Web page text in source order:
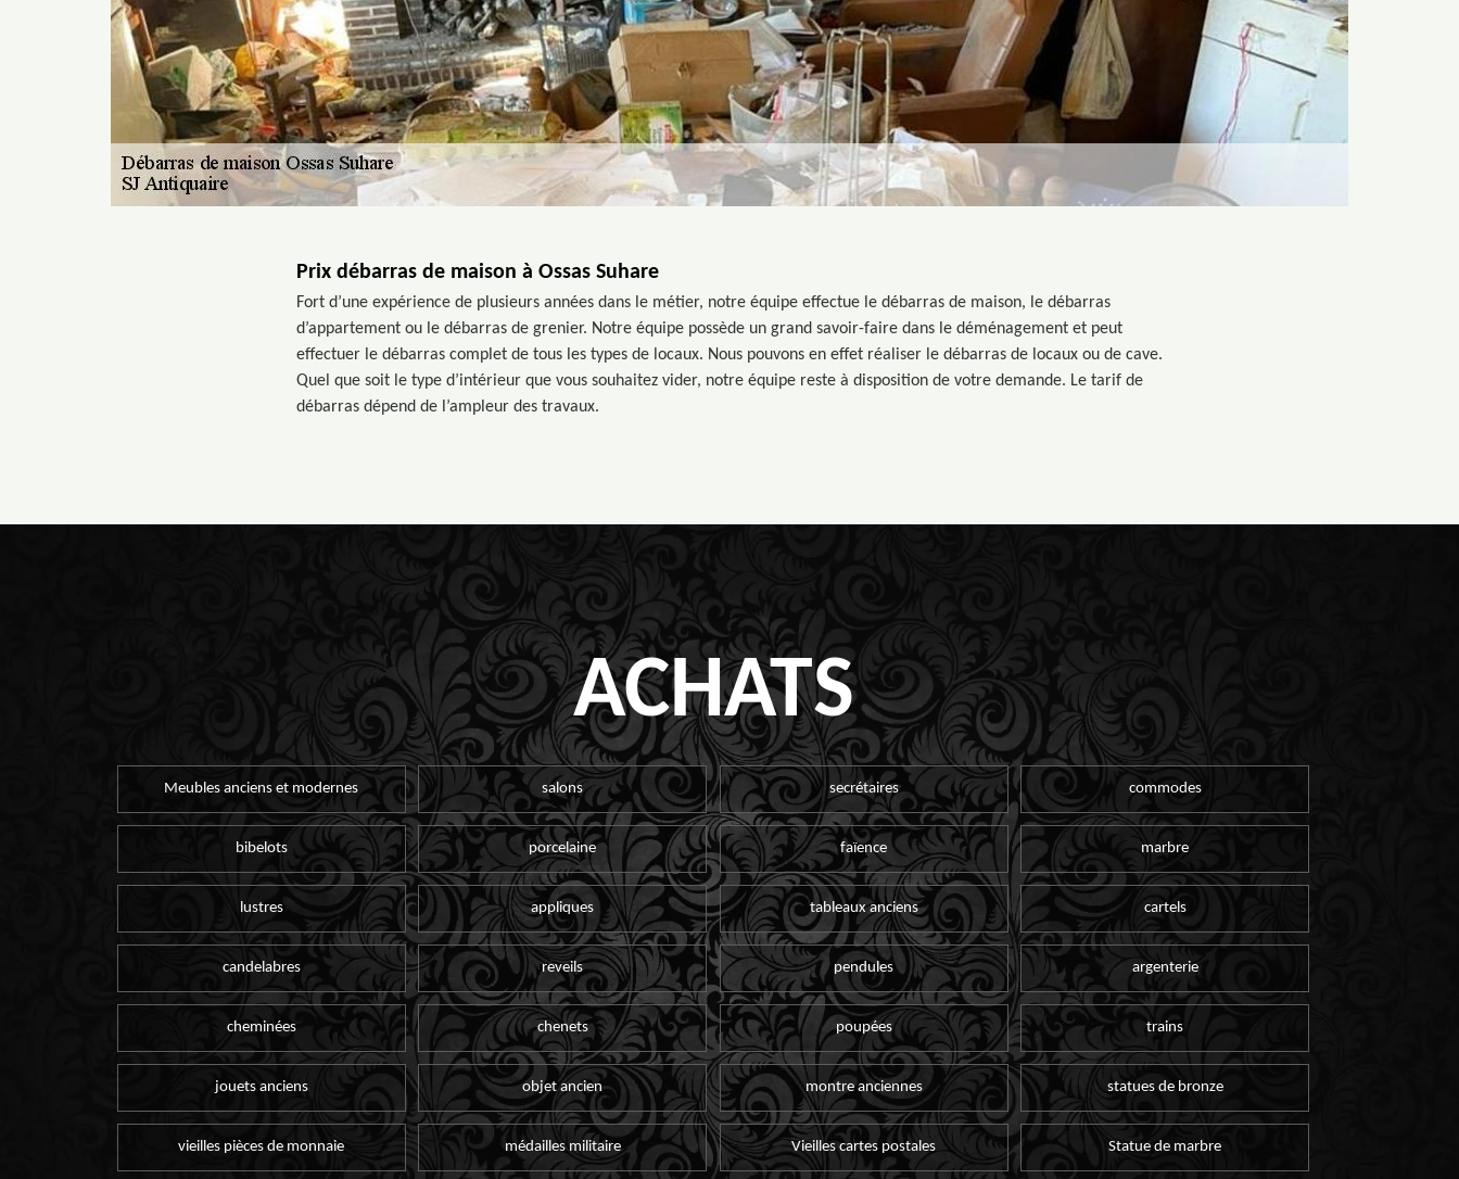
Prix débarras de maison à Ossas Suhare
Fort d’une expérience de plusieurs années dans le métier, notre équipe effectue le débarras de maison, le débarras
d’appartement ou le débarras de grenier. Notre équipe possède un grand savoir-faire dans le déménagement et peut
effectuer le débarras complet de tous les types de locaux. Nous pouvons en effet réaliser le débarras de locaux ou de cave.
Quel que soit le type d’intérieur que vous souhaitez vider, notre équipe reste à disposition de votre demande. Le tarif de
débarras dépend de l’ampleur des travaux.
ACHATS
Meubles anciens et modernes salons secrétaires commodes
bibelots porcelaine faïence marbre
lustres appliques tableaux anciens cartels
candelabres reveils pendules argenterie
cheminées chenets poupées trains
jouets anciens objet ancien montre anciennes statues de bronze
vieilles pièces de monnaie médailles militaire Vieilles cartes postales Statue de marbre